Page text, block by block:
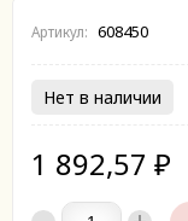
Артикул: 608450
Нет в наличии
1 892,57 ₽